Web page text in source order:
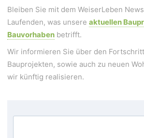
Bleiben Sie mit dem WeiserLeben
Laufenden, was unsere aktuellen
Bauvorhaben betrifft.
Wir informieren Sie über den
Bauprojekten, sowie auch zu neuen
wir künftig realisieren.